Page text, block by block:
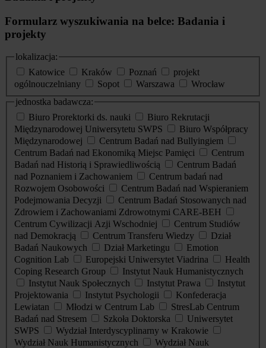
Formularz wyszukiwania na belce: Badania i
projekty
lokalizacja:
Katowice
Kraków Poznań
projekt
ogólnouczelniany
Sopot Warszawa
Wrocław
jednostka badawcza:
Biuro Prorektorki ds. nauki
Biuro Rekrutacji
Międzynarodowej Uniwersytetu SWPS
Biuro Współpracy
Międzynarodowej
Centrum Badań nad Bullyingiem
Centrum Badań nad Ekonomiką Miejsc Pamięci
Centrum
Badań nad Historią i Sprawiedliwością
Centrum Badań
nad Poznaniem i Zachowaniem
Centrum badań nad
Rozwojem Osobowości
Centrum Badań nad Wspieraniem
Podejmowania Decyzji
Centrum Badań Stosowanych nad
Zdrowiem i Zachowaniami Zdrowotnymi CARE-BEH
Centrum Cywilizacji Azji Wschodniej
Centrum Studiów
nad Demokracją
Centrum Transferu Wiedzy
Dział
Badań Naukowych
Dział Marketingu
Emotion
Cognition Lab
Europejski Uniwersytet Viadrina
Health
Coping Research Group
Instytut Nauk Humanistycznych
Instytut Nauk Społecznych
Instytut Prawa
Instytut
Projektowania
Instytut Psychologii
Konfederacja
Lewiatan
Młodzi w Centrum Lab
StresLab Centrum
Badań nad Stresem
Szkoła Doktorska
Uniwersytet
SWPS
Wydział Interdyscyplinarny w Krakowie
Wydział Nauk Humanistycznych
Wydział Nauk